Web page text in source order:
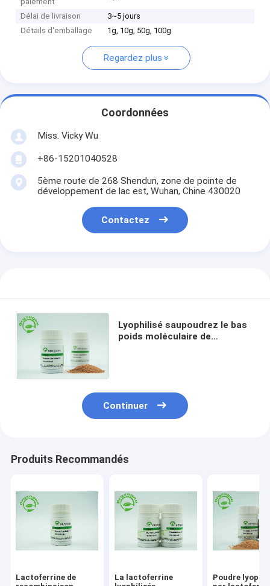
Délai de livraison
3~5 jours
Détails d'emballage
1g, 10g, 50g, 100g
Regardez plus
Coordonnées
Miss. Vicky Wu
+86-15201040528
5ème route de 268 Shendun, zone de pointe de
développement de lac est, Wuhan, Chine 430020
Contactez
Lyophilisé saupoudrez le bas
poids moléculaire de
Continuer
Produits Recommandés
Lactoferrine de
La lactoferrine
Poudre